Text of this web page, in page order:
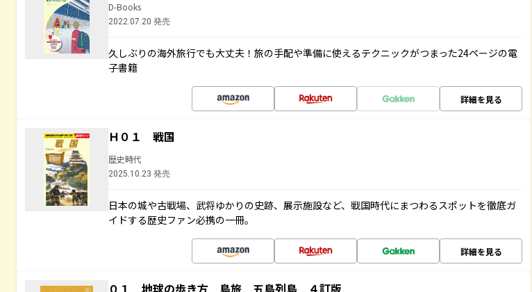
D-Books
2022.07.20 発売
久しぶりの海外旅行でも大丈夫！旅の手配や準備に使えるテクニックがつまった24ページの電
子書籍
詳細を見る
Ｈ０１ 戦国
歴史時代
2025.10.23 発売
日本の城や古戦場、武将ゆかりの史跡、展示施設など、戦国時代にまつわるスポットを徹底ガ
イドする歴史ファン必携の一冊。
詳細を見る
０１ 地球の歩き方 島旅 五島列島 ４訂版